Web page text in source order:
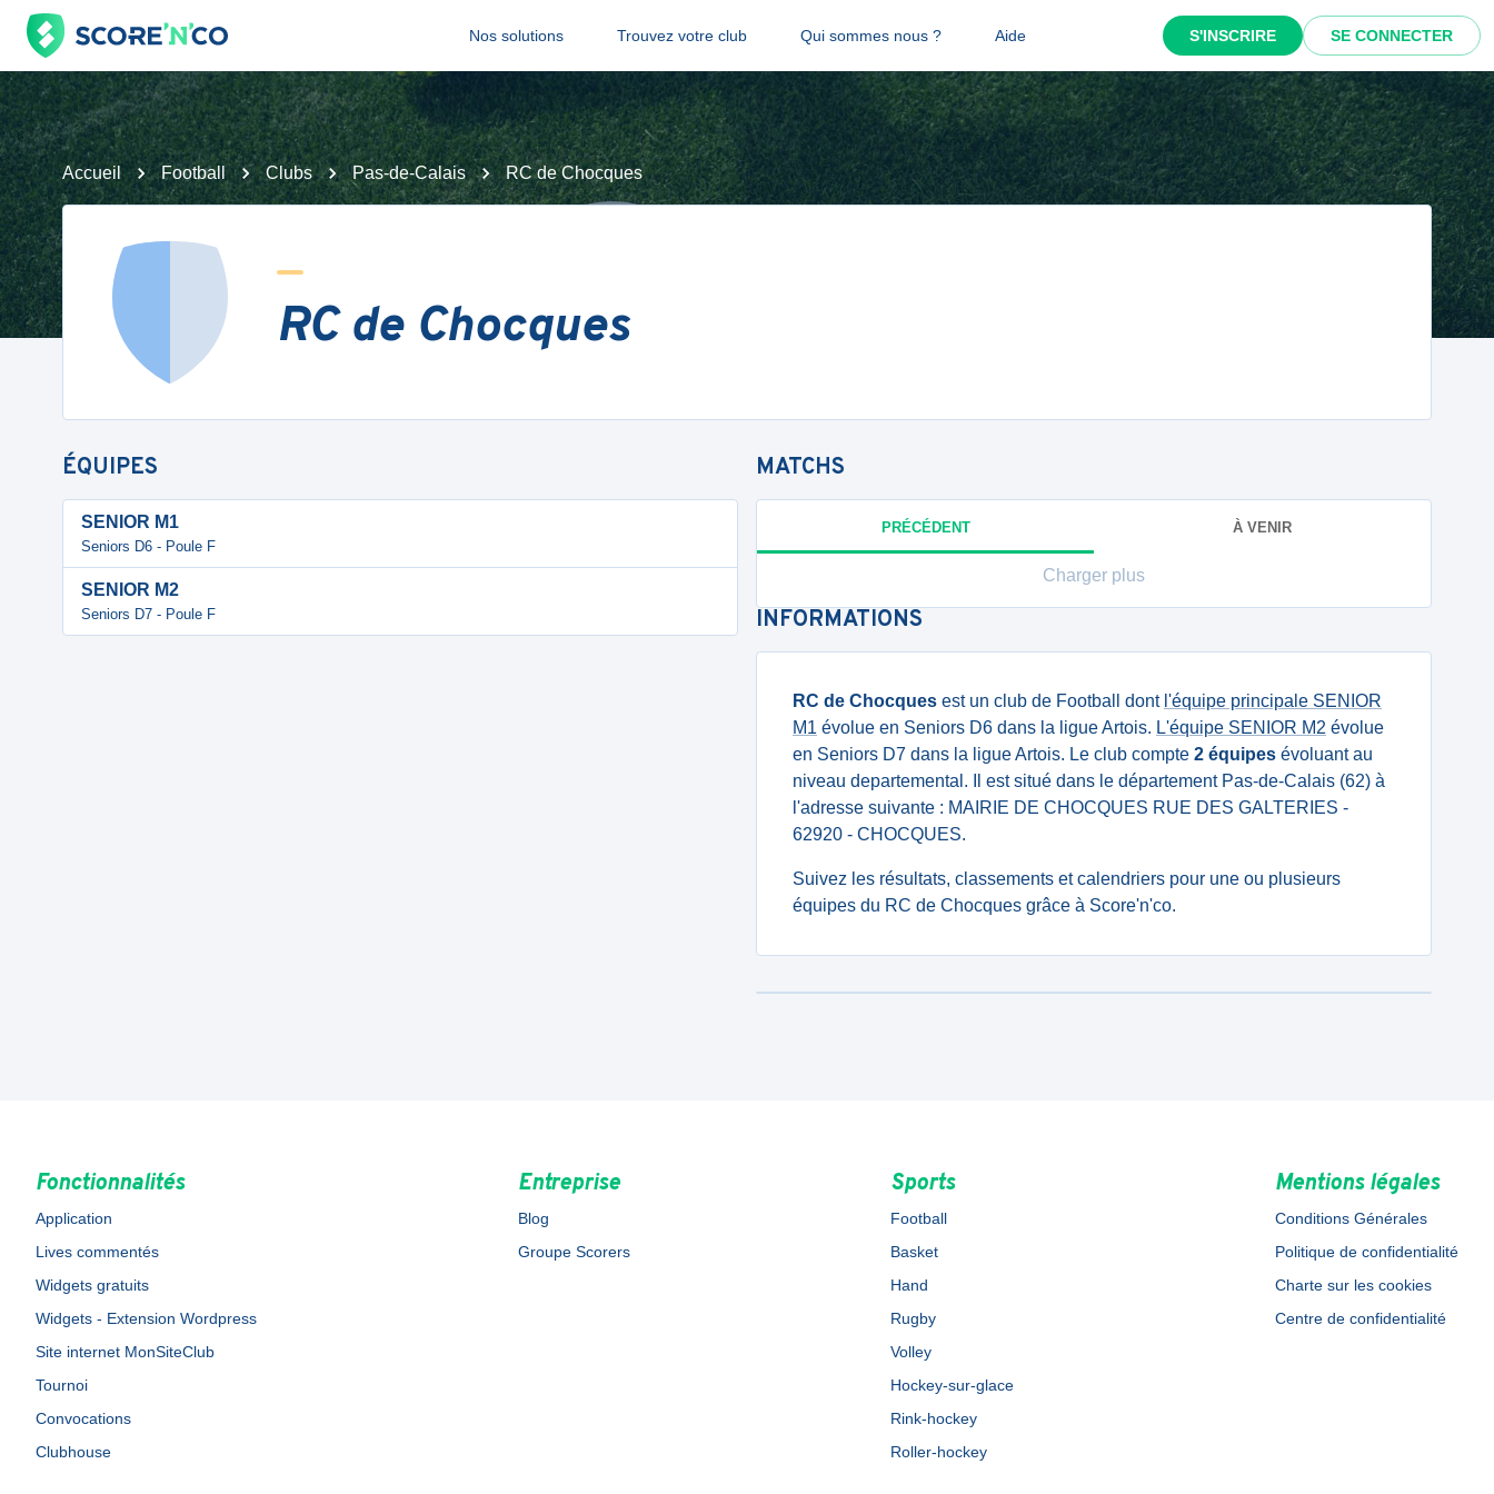
Nos solutions Trouvez votre club Qui sommes nous ? Aide S'INSCRIRE SE CONNECTER
Accueil Football Clubs Pas-de-Calais RC de Chocques
RC de Chocques
ÉQUIPES
SENIOR M1
Seniors D6 - Poule F
SENIOR M2
Seniors D7 - Poule F
MATCHS
PRÉCÉDENT À VENIR
Charger plus
INFORMATIONS
RC de Chocques est un club de Football dont l'équipe principale SENIOR
M1 évolue en Seniors D6 dans la ligue Artois. L'équipe SENIOR M2 évolue
en Seniors D7 dans la ligue Artois. Le club compte 2 équipes évoluant au
niveau departemental. Il est situé dans le département Pas-de-Calais (62) à
l'adresse suivante : MAIRIE DE CHOCQUES RUE DES GALTERIES -
62920 - CHOCQUES.
Suivez les résultats, classements et calendriers pour une ou plusieurs
équipes du RC de Chocques grâce à Score'n'co.
Fonctionnalités
Application
Lives commentés
Widgets gratuits
Widgets - Extension Wordpress
Site internet MonSiteClub
Tournoi
Convocations
Clubhouse
Entreprise
Blog
Groupe Scorers
Sports
Football
Basket
Hand
Rugby
Volley
Hockey-sur-glace
Rink-hockey
Roller-hockey
Mentions légales
Conditions Générales
Politique de confidentialité
Charte sur les cookies
Centre de confidentialité